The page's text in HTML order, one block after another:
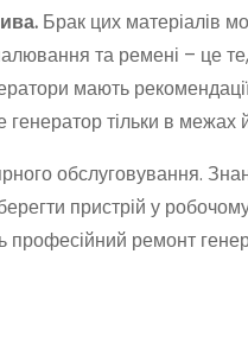
Брак цих матеріалів
та ремені – це
мають
генератор тільки в межах
обслуговування.
пристрій у
професійний ремонт